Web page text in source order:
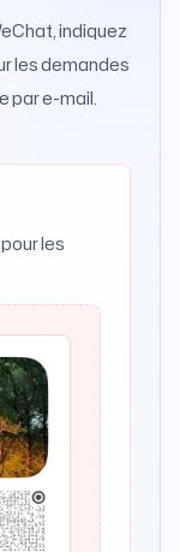
indiquez
les demandes
par e-mail.
les